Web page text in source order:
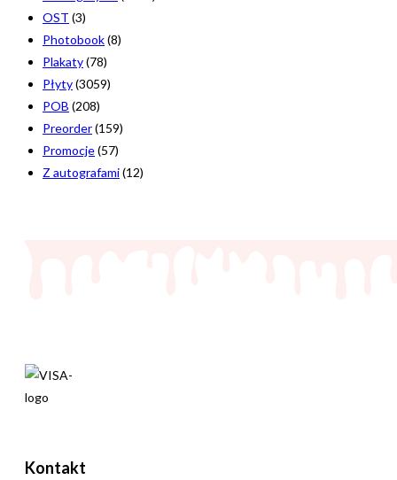
OST (3)
Photobook(8)
Plakaty(78)
Płyty(3059)
POB (208)
Preorder(159)
Promocje(57)
Z autografami(12)
Kontakt